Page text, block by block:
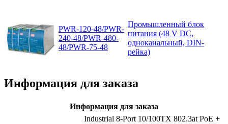
PWR-120-48/PWR-
240-48/PWR-480-
48/PWR-75-48
Промышленный блок
питания (48 V DC,
одноканальный, DIN-
рейка)
Информация для заказа
Информация для заказа
Industrial 8-Port 10/100TX 802.3at PoE +